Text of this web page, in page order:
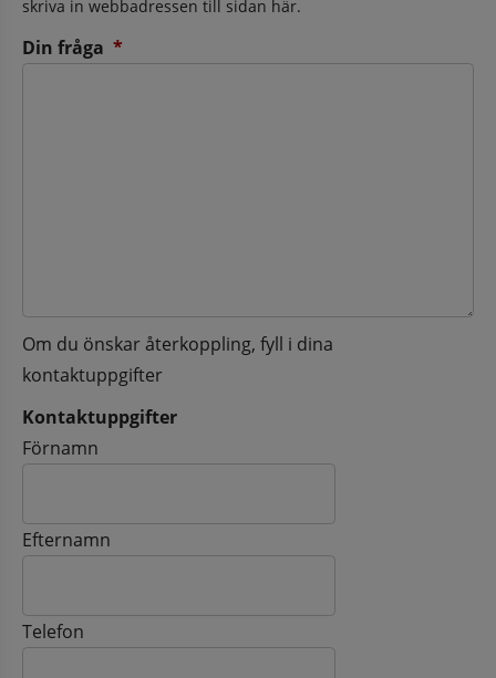
skriva in webbadressen till sidan här.
Din fråga *
Om du önskar återkoppling, fyll i dina
kontaktuppgifter
Kontaktuppgifter
Kontaktuppgifter
Förnamn
Efternamn
Telefon